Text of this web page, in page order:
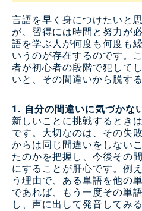
言語を早く身につけたいと
が、習得には時間と努力が
語を学ぶ人が何度も何度も
いうのが存在するのです。
者が初心者の段階で犯して
いと、その間違いから脱す
1. 自分の間違いに気づかな
新しいことに挑戦するとき
です。大切なのは、その失
からは同じ間違いをしない
たのかを把握し、今後その
にすることが肝心です。例
う理由で、ある単語を他の
であれば、もう一度その単
し、声に出して発音してみ